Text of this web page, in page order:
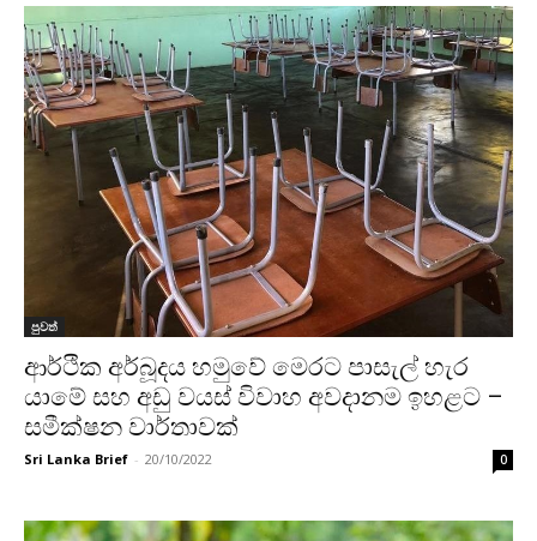
පුවත්
ආර්ථික අර්බූදය හමුවේ මෙරට පාසැල් හැර
යාමේ සහ අඩු වයස් විවාහ අවදානම ඉහළට –
සමීක්ෂන වාර්තාවක්
Sri Lanka Brief - 20/10/2022 0